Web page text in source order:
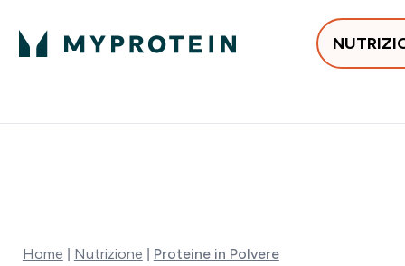
Home Nutrizione Proteine in Polvere